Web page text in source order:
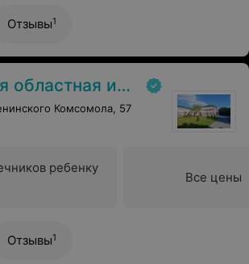
Отзывы1
клиническая больница
Комсомола, 57
ребенку
Все цены
Отзывы1